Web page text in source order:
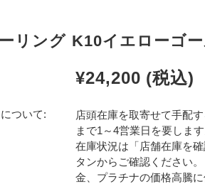
イヤリング
Pierce
ピアス
Silver
シルバー
Emerald
5月 エメラルド
6
10月 オパール
10月
リング K10イエローゴー
¥24,200 (税込)
ついて:
店頭在庫を取寄せて手配
まで1～4営業日を要します
在庫状況は「店舗在庫を
タンからご確認ください。
金、プラチナの価格高騰